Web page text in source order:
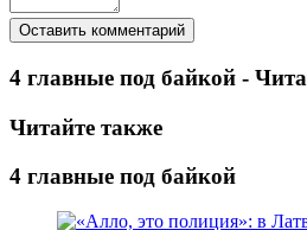
4 главные под байкой -
Читайте также
4 главные под байкой